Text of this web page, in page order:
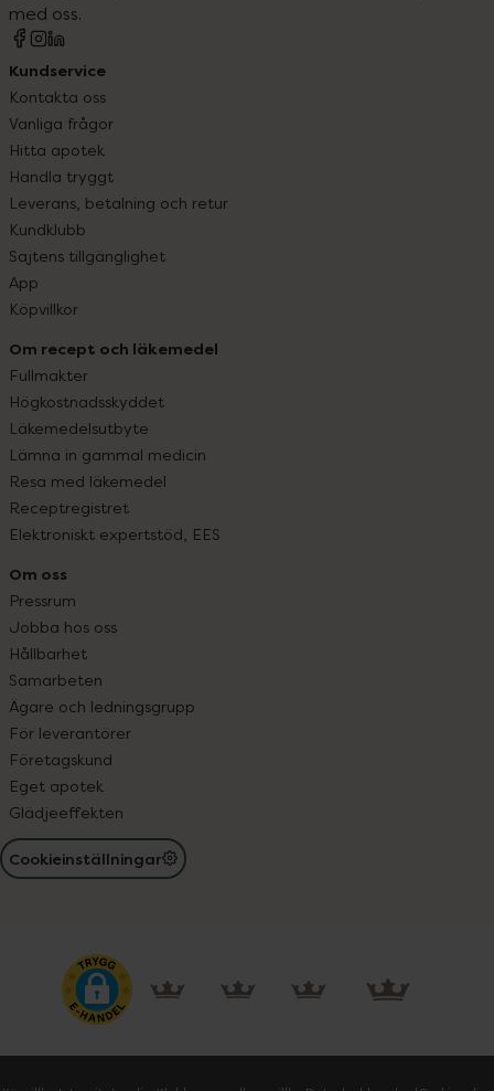
med oss.
Kundservice
Kontakta oss
Vanliga frågor
Hitta apotek
Handla tryggt
Leverans, betalning och retur
Kundklubb
Sajtens tillgänglighet
App
Köpvillkor
Om recept och läkemedel
Fullmakter
Högkostnadsskyddet
Läkemedelsutbyte
Lämna in gammal medicin
Resa med läkemedel
Receptregistret
Elektroniskt expertstöd, EES
Om oss
Pressrum
Jobba hos oss
Hållbarhet
Samarbeten
Ägare och ledningsgrupp
För leverantörer
Företagskund
Eget apotek
Glädjeeffekten
Cookieinställningar